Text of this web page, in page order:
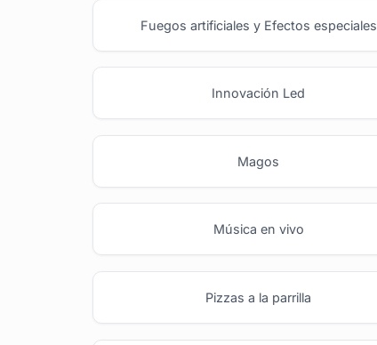
Fuegos artificiales y Efectos especiales
Innovación Led
Magos
Música en vivo
Pizzas a la parrilla